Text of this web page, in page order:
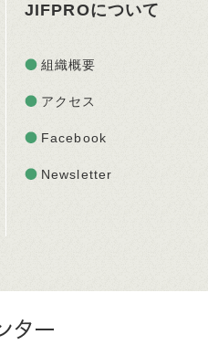
JIFPROについて
組織概要
アクセス
Facebook
Newsletter